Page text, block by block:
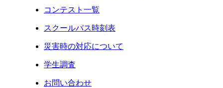
コンテスト一覧
スクールバス時刻表
災害時の対応について
学生調査
お問い合わせ